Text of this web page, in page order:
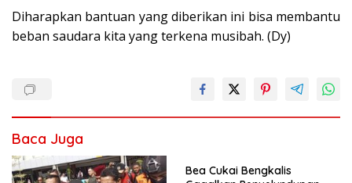
Diharapkan bantuan yang diberikan ini bisa membantu
beban saudara kita yang terkena musibah. (Dy)
Baca Juga
Bea Cukai Bengkalis